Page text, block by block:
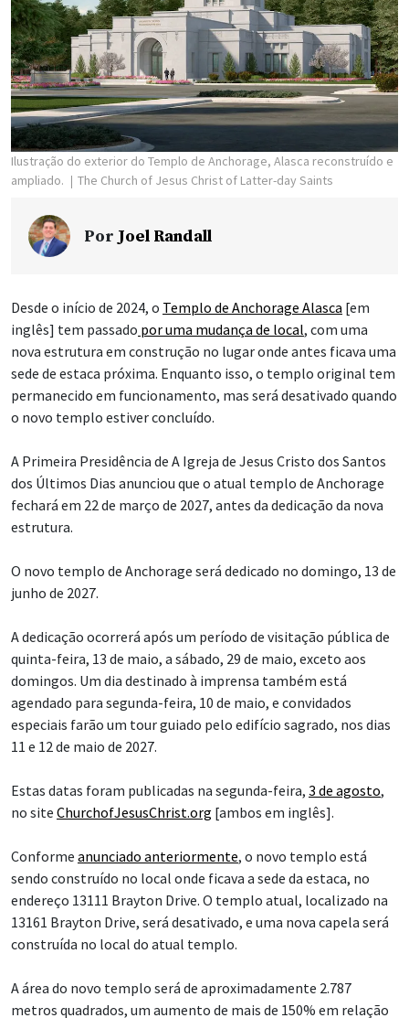
Ilustração do exterior do Templo de Anchorage, Alasca reconstruído e
ampliado.
The Church of Jesus Christ of Latter-day Saints
Por Joel Randall
Desde o início de 2024, o Templo de Anchorage Alasca [em
inglês] tem passado por uma mudança de local, com uma
nova estrutura em construção no lugar onde antes ficava uma
sede de estaca próxima. Enquanto isso, o templo original tem
permanecido em funcionamento, mas será desativado quando
o novo templo estiver concluído.
A Primeira Presidência de A Igreja de Jesus Cristo dos Santos
dos Últimos Dias anunciou que o atual templo de Anchorage
fechará em 22 de março de 2027, antes da dedicação da nova
estrutura.
O novo templo de Anchorage será dedicado no domingo, 13 de
junho de 2027.
A dedicação ocorrerá após um período de visitação pública de
quinta-feira, 13 de maio, a sábado, 29 de maio, exceto aos
domingos. Um dia destinado à imprensa também está
agendado para segunda-feira, 10 de maio, e convidados
especiais farão um tour guiado pelo edifício sagrado, nos dias
11 e 12 de maio de 2027.
Estas datas foram publicadas na segunda-feira, 3 de agosto,
no site ChurchofJesusChrist.org [ambos em inglês].
Conforme anunciado anteriormente, o novo templo está
sendo construído no local onde ficava a sede da estaca, no
endereço 13111 Brayton Drive. O templo atual, localizado na
13161 Brayton Drive, será desativado, e uma nova capela será
construída no local do atual templo.
A área do novo templo será de aproximadamente 2.787
metros quadrados, um aumento de mais de 150% em relação